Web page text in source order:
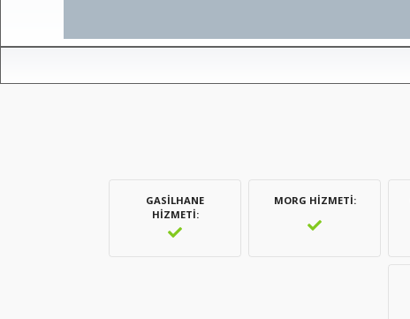
GASILHANE
HIZMETI
MORG HIZMETI